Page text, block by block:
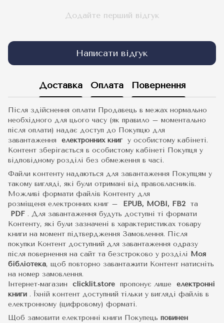
Додайте перший відгук
Написати відгук
Доставка Оплата Повернення
Після здійснення оплати Продавець в межах нормально
необхідного для цього часу (як правило – моментально
після оплати) надає доступ до Покупцю для
завантаження електронних книг у особистому кабінеті.
Контент зберігається в особистому кабінеті Покупця у
відповідному розділі без обмеження в часі.
Файли контенту надаються для завантаження Покупцям у
такому вигляді, які були отримані від правовласників.
Можливі формати файлів Контенту для
розміщеня електронних книг –
EPUB, MOBI, FB2 та
PDF . Для завантаження будуть доступні ті формати
Контенту, які були зазначені в характеристиках товару
книги на момент підтвердження Замовлення. Після
покупки Контент доступний для завантаження одразу
після повернення на сайт та безстроково у розділі Моя
бібліотека, щоб повторно завантажити Контент натисніть
на номер замовлення.
Інтернет-магазин clicklit.store пропонує лише електронні
книги . Їхній контент доступний тільки у вигляді файлів в
електронному (цифровому) форматі.
Щоб замовити електронні книги Покупець повинен